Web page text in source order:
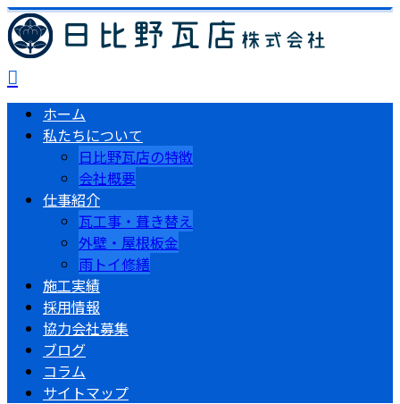
ホーム
私たちについて
日比野瓦店の特徴
会社概要
仕事紹介
瓦工事・葺き替え
外壁・屋根板金
雨トイ修繕
施工実績
採用情報
協力会社募集
ブログ
コラム
サイトマップ